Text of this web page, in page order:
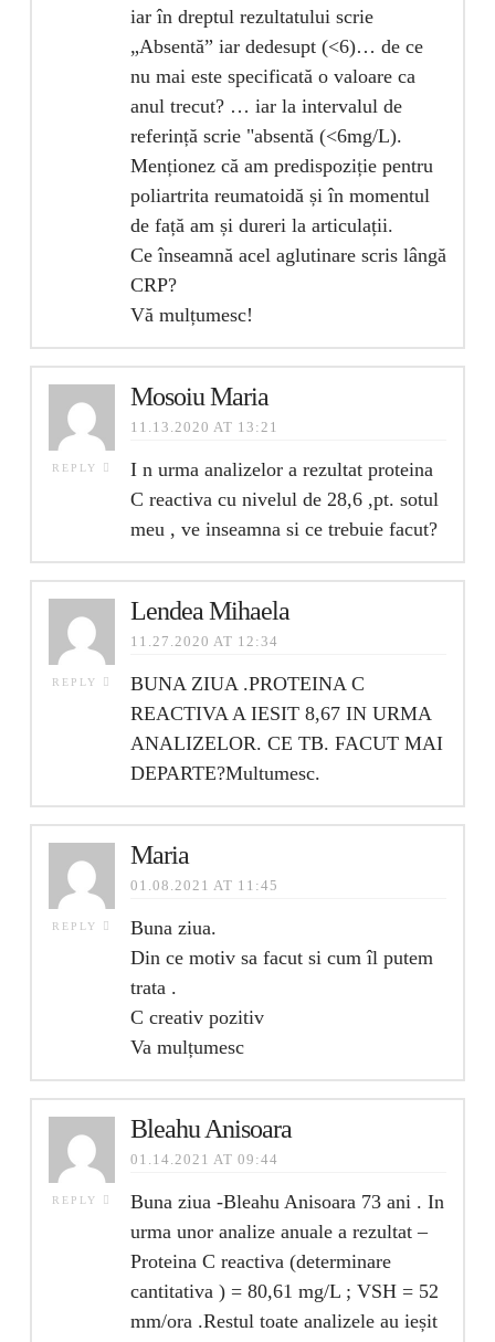
iar în dreptul rezultatului scrie
„Absentă” iar dedesupt (<6)… de ce
nu mai este specificată o valoare ca
anul trecut? … iar la intervalul de
referință scrie "absentă (<6mg/L).
Menționez că am predispoziție pentru
poliartrita reumatoidă și în momentul
de față am și dureri la articulații.
Ce înseamnă acel aglutinare scris lângă
CRP?
Vă mulțumesc!
REPLY
Mosoiu Maria
11.13.2020 AT 13:21
I n urma analizelor a rezultat proteina
C reactiva cu nivelul de 28,6 ,pt. sotul
meu , ve inseamna si ce trebuie facut?
REPLY
Lendea Mihaela
11.27.2020 AT 12:34
BUNA ZIUA .PROTEINA C
REACTIVA A IESIT 8,67 IN URMA
ANALIZELOR. CE TB. FACUT MAI
DEPARTE?Multumesc.
REPLY
Maria
01.08.2021 AT 11:45
Buna ziua.
Din ce motiv sa facut si cum îl putem
trata .
C creativ pozitiv
Va mulțumesc
REPLY
Bleahu Anisoara
01.14.2021 AT 09:44
Buna ziua -Bleahu Anisoara 73 ani . In
urma unor analize anuale a rezultat –
Proteina C reactiva (determinare
cantitativa ) = 80,61 mg/L ; VSH = 52
mm/ora .Restul toate analizele au ieșit